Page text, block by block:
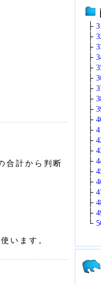
合計から判断
います。
├
├
├
├
├
├
├
├
├
├
├
├
├
├
├
├
├
├
├
└